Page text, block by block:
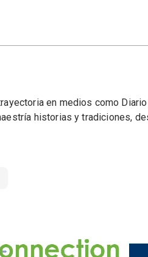
en medios como
historias y tradiciones,